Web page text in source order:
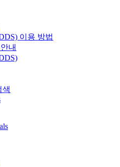
이용 방법
내
색